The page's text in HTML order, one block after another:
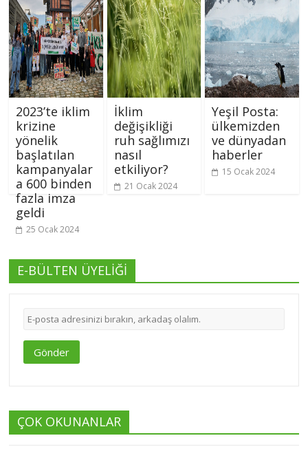
2023’te iklim
krizine
yönelik
başlatılan
kampanyalar
a 600 binden
fazla imza
geldi
25 Ocak 2024
İklim
değişikliği
ruh sağlımızı
nasıl
etkiliyor?
21 Ocak 2024
Yeşil Posta:
ülkemizden
ve dünyadan
haberler
15 Ocak 2024
E-BÜLTEN ÜYELİĞİ
Gönder
ÇOK OKUNANLAR